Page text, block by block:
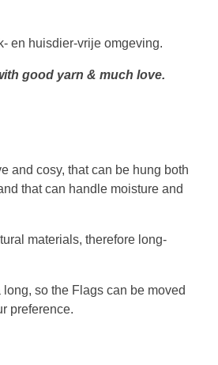
en huisdier-vrije omgeving.
good yarn & much love.
and cosy, that can be hung both
that can handle moisture and
materials, therefore long-
so the Flags can be moved
preference.